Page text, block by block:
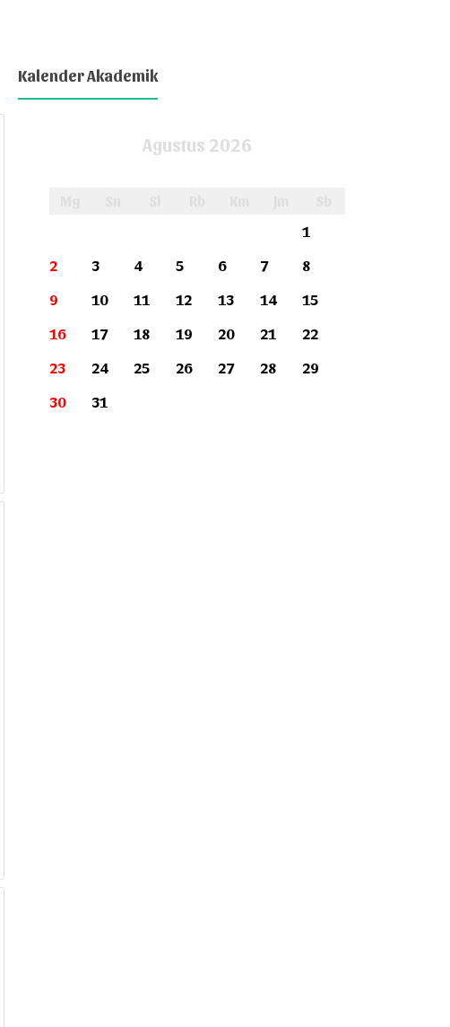
Kalender Akademik
Agustus 2026
1
2
3 4 5 6 7
8
9
10 11 12 13 14
15
16
17 18 19 20 21
22
23
24 25 26 27 28
29
30
31